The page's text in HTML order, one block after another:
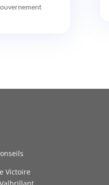
Victoire